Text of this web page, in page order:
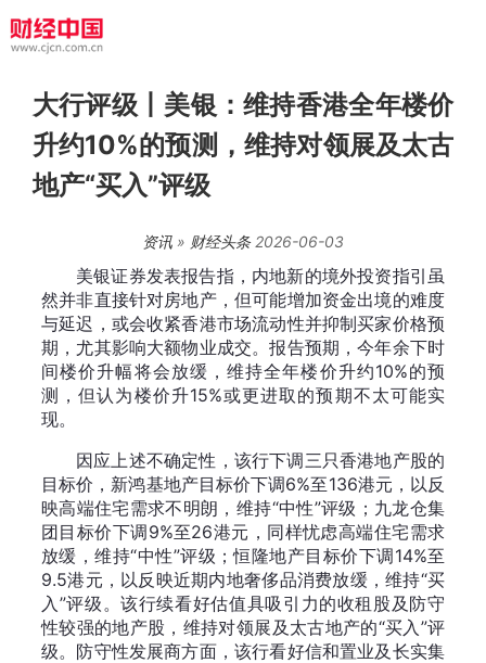
大行评级丨美银：维持香港全年楼价
升约10%的预测，维持对领展及太古
地产“买入”评级
资讯 » 财经头条2026-06-03
美银证券发表报告指，内地新的境外投资指引虽
然并非直接针对房地产，但可能增加资金出境的难度
与延迟，或会收紧香港市场流动性并抑制买家价格预
期，尤其影响大额物业成交。报告预期，今年余下时
间楼价升幅将会放缓，维持全年楼价升约10%的预
测，但认为楼价升15%或更进取的预期不太可能实
现。
因应上述不确定性，该行下调三只香港地产股的
目标价，新鸿基地产目标价下调6%至136港元，以反
映高端住宅需求不明朗，维持“中性”评级；九龙仓集
团目标价下调9%至26港元，同样忧虑高端住宅需求
放缓，维持“中性”评级；恒隆地产目标价下调14%至
9.5港元，以反映近期内地奢侈品消费放缓，维持“买
入”评级。该行续看好估值具吸引力的收租股及防守
性较强的地产股，维持对领展及太古地产的“买入”评
级。防守性发展商方面，该行看好信和置业及长实集